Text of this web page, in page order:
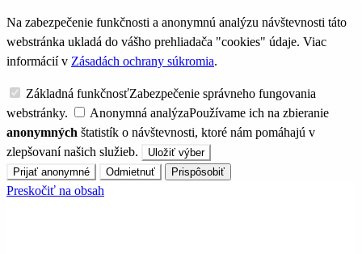
Na zabezpečenie funkčnosti a anonymnú analýzu návštevnosti táto
webstránka ukladá do vášho prehliadača "cookies" údaje. Viac
informácií v Zásadách ochrany súkromia.
Základná funkčnosťZabezpečenie správneho fungovania
webstránky.
Anonymná analýzaPoužívame ich na zbieranie
anonymných štatistík o návštevnosti, ktoré nám pomáhajú v
zlepšovaní našich služieb.
Uložiť výber
Prijať anonymné
Odmietnuť Prispôsobiť
Preskočiť na obsah